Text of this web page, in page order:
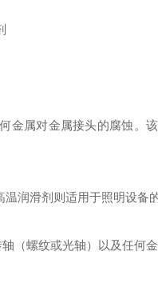
金属对金属接头的腐蚀。
润滑剂则适用于照明设备
（螺纹或光轴）以及任何